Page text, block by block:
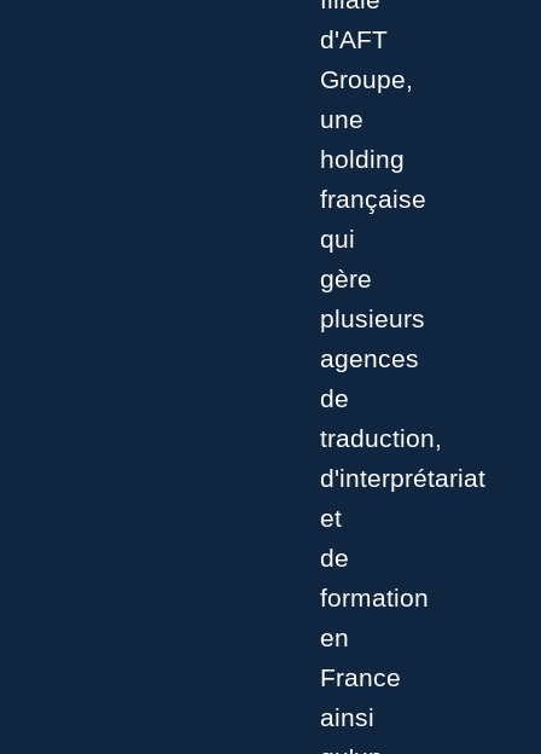
d'AFT
Groupe,
une
holding
française
qui
gère
plusieurs
agences
de
traduction,
d'interprétariat
et
de
formation
en
France
ainsi